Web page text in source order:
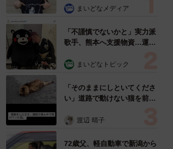
雰囲気が」「宝塚に入れそ
まいどなメディア
「不謹慎でないかと」実力派
歌手、熊本へ支援物資…運搬
めらい 「痛いほど伝わる」
まいどなトピック
「そのままにしといてくださ
い」道路で動けない猫を前に
ようとした4日間 「命の重
表の訴え
渡辺 晴子
72歳父、軽自動車で新潟から